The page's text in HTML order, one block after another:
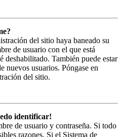
del sitio haya baneado su
de usuario con el que está
deshabilitado. También puede estar
nuevos usuarios. Póngase en
del sitio.
identificar!
de usuario y contraseña. Si todo
razones. Si el Sistema de